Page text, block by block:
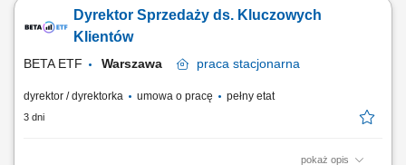
Koordynowanie działań zespołu handlowców, wyznaczanie celów
sprzedażowych oraz bieżący monitoring trendów rynkowych.
Dyrektor Sprzedaży ds. Kluczowych
Klientów
BETA ETF Warszawa praca stacjonarna
dyrektor / dyrektorka umowa o pracę pełny etat
3 dni
pokaż opis